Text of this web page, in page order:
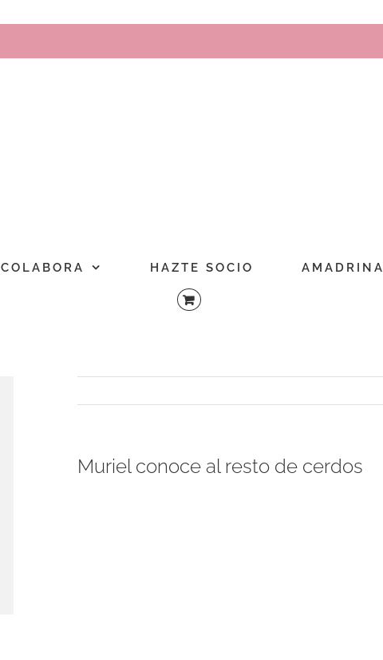
COLABORA HAZTE SOCIO AMADRINA
Muriel conoce al resto de cerdos